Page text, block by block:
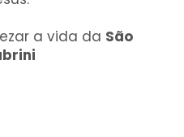
a vida da São